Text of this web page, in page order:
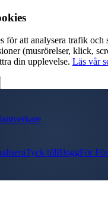
för att analysera trafik och
(musrörelser, klick,
din upplevelse. Läs vår
Tyck tillBloggFör